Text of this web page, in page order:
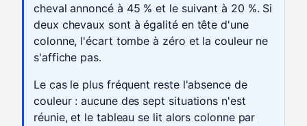
cheval annoncé à 45 % et le suivant à 20 %. Si
deux chevaux sont à égalité en tête d'une
colonne, l'écart tombe à zéro et la couleur ne
s'affiche pas.
Le cas le plus fréquent reste l'absence de
couleur : aucune des sept situations n'est
réunie, et le tableau se lit alors colonne par